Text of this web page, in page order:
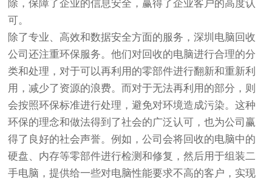
除，保障了企业的信息安全，赢得了企业客户的高度认
可。
除了专业、高效和数据安全方面的服务，深圳电脑回收
公司还注重环保服务。他们对回收的电脑进行合理的分
类和处理，对于可以再利用的零部件进行翻新和重新利
用，减少了资源的浪费。而对于无法再利用的部分，则
会按照环保标准进行处理，避免对环境造成污染。这种
环保的理念和做法得到了社会的广泛认可，也为公司赢
得了良好的社会声誉。例如，公司会将回收的电脑中的
硬盘、内存等零部件进行检测和修复，然后用于组装二
手电脑，提供给一些对电脑性能要求不高的客户，实现